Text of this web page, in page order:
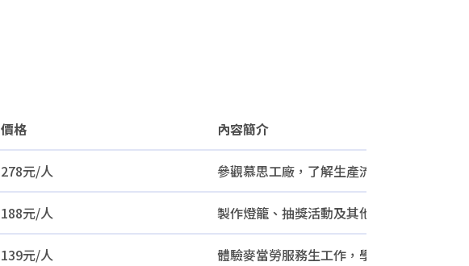
價格
內容簡介
價格 內容簡介
278元/人 參觀慕思工廠，了解生產流程，並參觀蜂場
188元/人 製作燈籠、抽獎活動及其他創意手工學習。
139元/人 體驗麥當勞服務生工作，學習餐廳運作。